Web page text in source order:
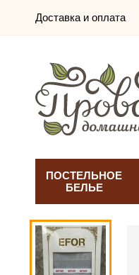
Доставка и оплата
ПОСТЕЛЬНОЕ
БЕЛЬЕ